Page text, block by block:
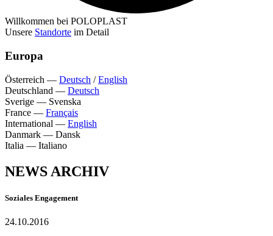
Willkommen bei POLOPLAST
Unsere Standorte im Detail
Europa
Österreich — Deutsch /English
Deutschland — Deutsch
Sverige — Svenska
France — Français
International — English
Danmark — Dansk
Italia — Italiano
NEWS ARCHIV
Soziales Engagement
24.10.2016